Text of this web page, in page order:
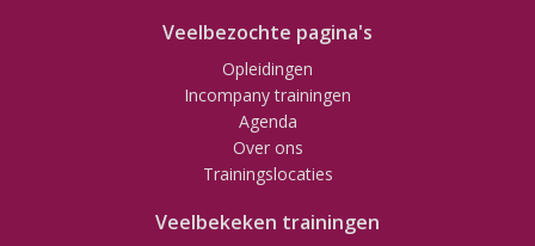
Veelbezochte pagina's
Opleidingen
Incompany trainingen
Agenda
Over ons
Trainingslocaties
Veelbekeken trainingen